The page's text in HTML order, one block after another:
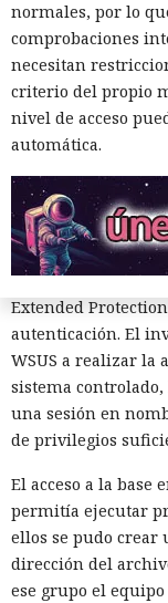
Un servidor
considerarse parte
SpecterOps mostró
se puede convertir
malicioso. Beaviel
actualización falsa
seleccionado a
dentro de la red.
El ataque funciona
servidor Microsoft
Extended
autenticación. El
WSUS a realizar la
sistema
una sesión en
de privilegios
El acceso a la base
permitía ejecutar
ellos se pudo
dirección del
ese grupo el
normales, por lo
comprobaciones
necesitan
criterio del propio
nivel de acceso
automática.
salida
través